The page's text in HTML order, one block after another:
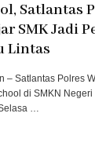
Satlantas
SMK Jadi
Lintas
– Satlantas Polres
di SMKN
…